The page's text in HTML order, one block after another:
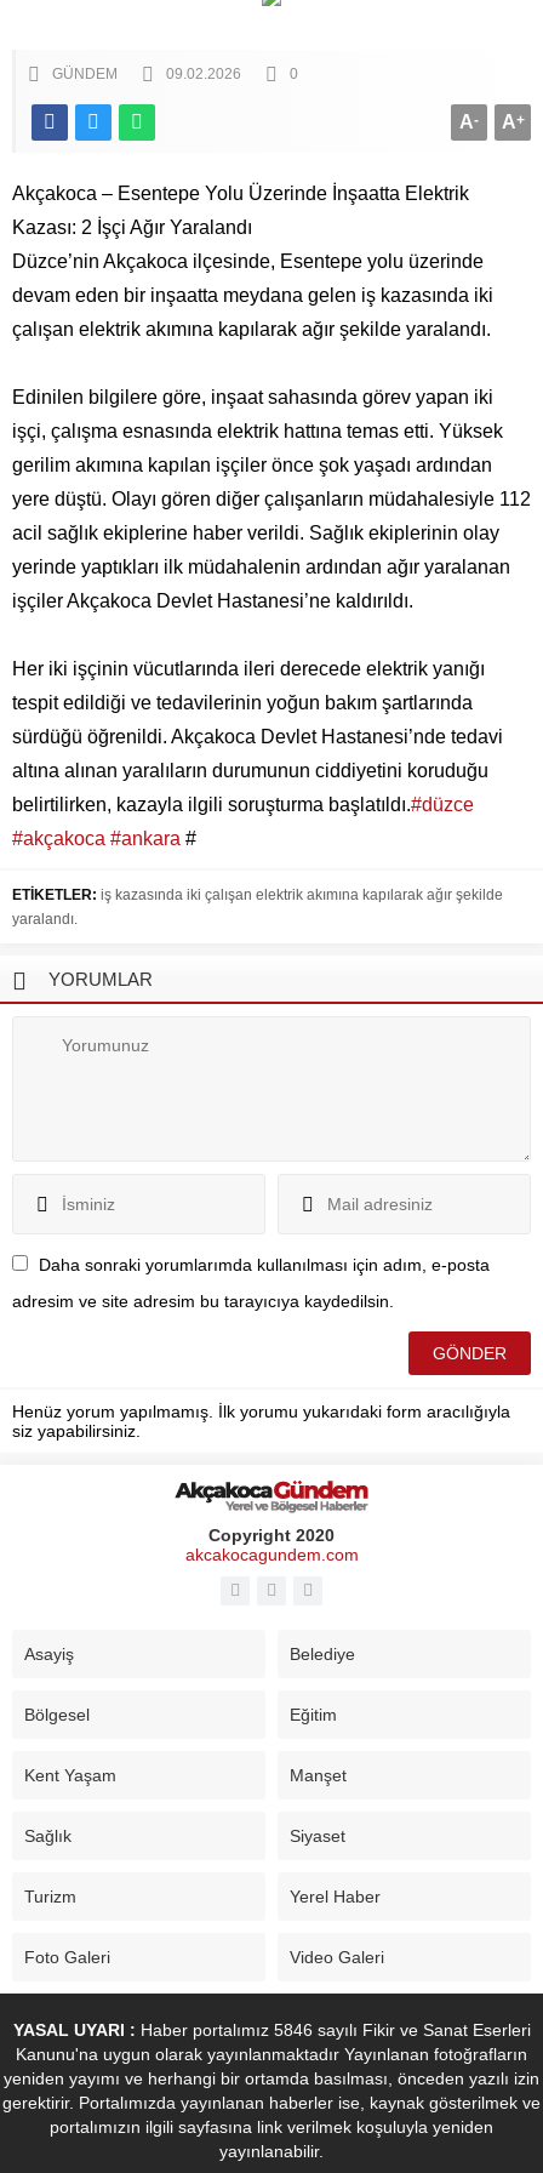
GÜNDEM 09.02.2026 0
A+
A-
Akçakoca – Esentepe Yolu Üzerinde İnşaatta Elektrik
Kazası: 2 İşçi Ağır Yaralandı
Düzce’nin Akçakoca ilçesinde, Esentepe yolu üzerinde
devam eden bir inşaatta meydana gelen iş kazasında iki
çalışan elektrik akımına kapılarak ağır şekilde yaralandı.
Edinilen bilgilere göre, inşaat sahasında görev yapan iki
işçi, çalışma esnasında elektrik hattına temas etti. Yüksek
gerilim akımına kapılan işçiler önce şok yaşadı ardından
yere düştü. Olayı gören diğer çalışanların müdahalesiyle 112
acil sağlık ekiplerine haber verildi. Sağlık ekiplerinin olay
yerinde yaptıkları ilk müdahalenin ardından ağır yaralanan
işçiler Akçakoca Devlet Hastanesi’ne kaldırıldı.
Her iki işçinin vücutlarında ileri derecede elektrik yanığı
tespit edildiği ve tedavilerinin yoğun bakım şartlarında
sürdüğü öğrenildi. Akçakoca Devlet Hastanesi’nde tedavi
altına alınan yaralıların durumunun ciddiyetini koruduğu
belirtilirken, kazayla ilgili soruşturma başlatıldı.#düzce
#akçakoca #ankara #
ETİKETLER: iş kazasında iki çalışan elektrik akımına kapılarak ağır şekilde
yaralandı.
YORUMLAR
Daha sonraki yorumlarımda kullanılması için adım, e-posta
adresim ve site adresim bu tarayıcıya kaydedilsin.
Henüz yorum yapılmamış. İlk yorumu yukarıdaki form aracılığıyla
siz yapabilirsiniz.
Copyright 2020
akcakocagundem.com
Asayiş Belediye
Bölgesel Eğitim
Kent Yaşam Manşet
Sağlık Siyaset
Turizm Yerel Haber
Foto Galeri Video Galeri
YASAL UYARI : Haber portalımız 5846 sayılı Fikir ve Sanat Eserleri
Kanunu'na uygun olarak yayınlanmaktadır Yayınlanan fotoğrafların
yeniden yayımı ve herhangi bir ortamda basılması, önceden yazılı izin
gerektirir. Portalımızda yayınlanan haberler ise, kaynak gösterilmek ve
portalımızın ilgili sayfasına link verilmek koşuluyla yeniden
yayınlanabilir.